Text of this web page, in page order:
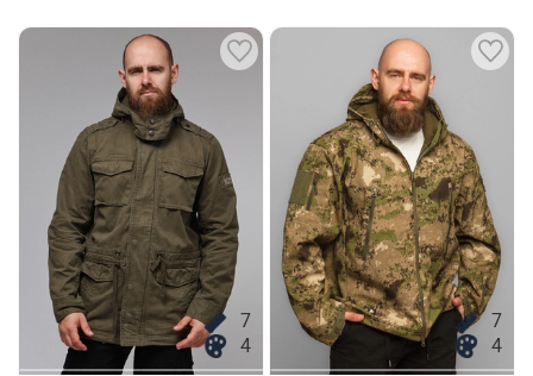
7
4
7
4